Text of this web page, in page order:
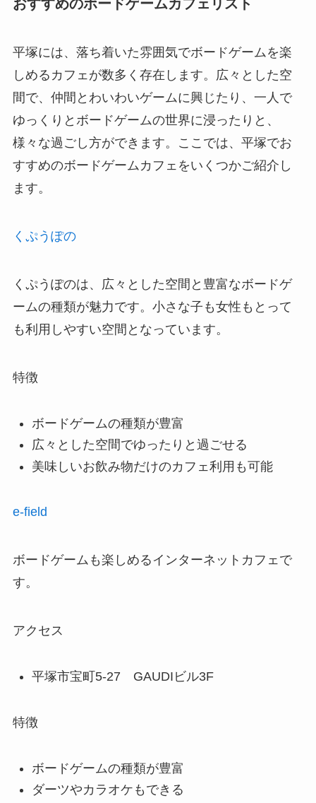
おすすめのボードゲームカフェリスト
平塚には、落ち着いた雰囲気でボードゲームを楽
しめるカフェが数多く存在します。広々とした空
間で、仲間とわいわいゲームに興じたり、一人で
ゆっくりとボードゲームの世界に浸ったりと、
様々な過ごし方ができます。ここでは、平塚でお
すすめのボードゲームカフェをいくつかご紹介し
ます。
くぷうぽの
くぷうぽのは、広々とした空間と豊富なボードゲ
ームの種類が魅力です。小さな子も女性もとって
も利用しやすい空間となっています。
特徴
ボードゲームの種類が豊富
広々とした空間でゆったりと過ごせる
美味しいお飲み物だけのカフェ利用も可能
e-field
ボードゲームも楽しめるインターネットカフェで
す。
アクセス
平塚市宝町5-27 GAUDIビル3F
特徴
ボードゲームの種類が豊富
ダーツやカラオケもできる